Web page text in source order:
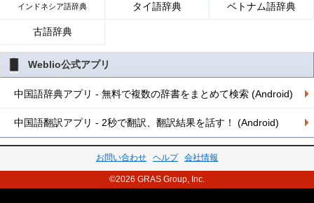
インドネシア語辞典 タイ語辞典 ベトナム語辞典
古語辞典
Weblio公式アプリ
中国語辞典アプリ - 無料で複数の辞書をまとめて検索 (Android)
中国語翻訳アプリ - 2秒で翻訳、翻訳結果を話す！ (Android)
お問い合わせ ヘルプ 会社情報
©2026 GRAS Group, Inc.